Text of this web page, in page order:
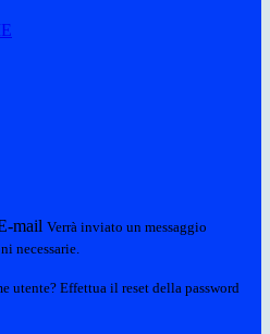
mail Verrà inviato un messaggio
necessarie.
utente? Effettua il reset della password